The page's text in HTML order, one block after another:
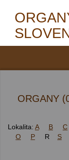
ORGANY
Lokalita: A B C
O
P R S